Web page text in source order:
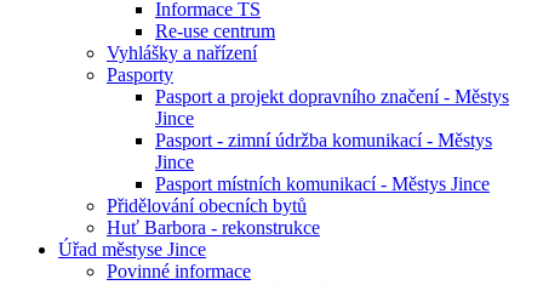
Informace TS
Re-use centrum
Vyhlášky a nařízení
Pasporty
Pasport a projekt dopravního značení - Městys
Jince
Pasport - zimní údržba komunikací - Městys
Jince
Pasport místních komunikací - Městys Jince
Přidělování obecních bytů
Huť Barbora - rekonstrukce
Úřad městyse Jince
Povinné informace